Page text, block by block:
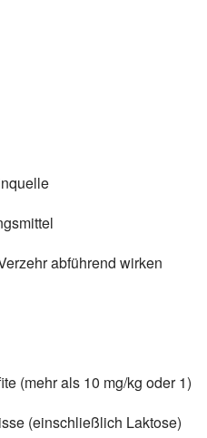
abführend wirken
(mehr als 10 mg/kg oder 1)
(einschließlich Laktose)